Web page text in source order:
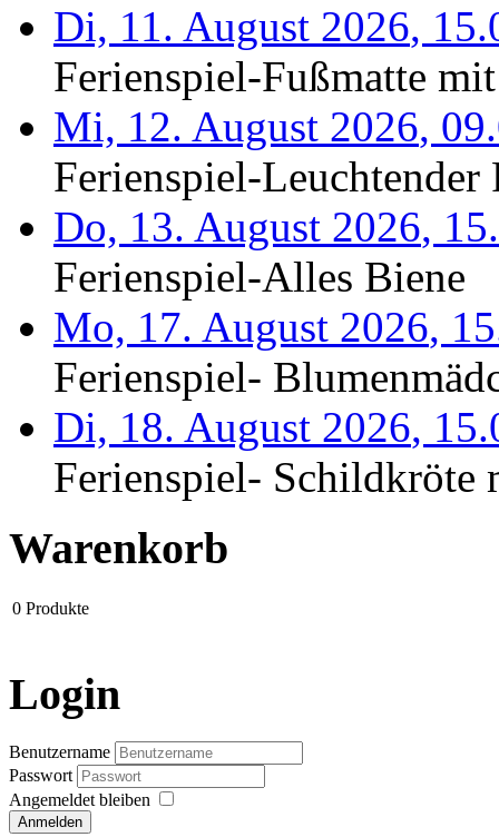
Di, 11. August 2026,
Ferienspiel-Fußmatte
Mi, 12. August 2026,
Ferienspiel-Leuchtender
Do, 13. August 2026,
Ferienspiel-Alles Biene
Mo, 17. August 2026,
Ferienspiel-
Di, 18. August 2026,
Ferienspiel- Schildkröte
Warenkorb
0 Produkte
Login
Benutzername
Passwort
Angemeldet bleiben
Anmelden